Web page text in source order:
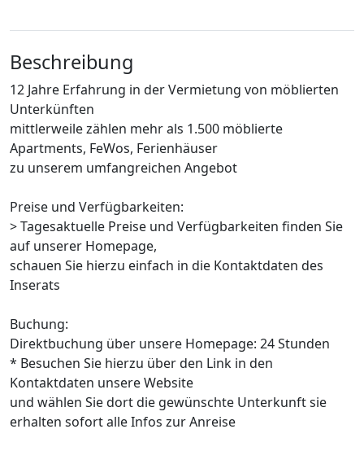
Beschreibung
12 Jahre Erfahrung in der Vermietung von möblierten
Unterkünften
mittlerweile zählen mehr als 1.500 möblierte
Apartments, FeWos, Ferienhäuser
zu unserem umfangreichen Angebot
Preise und Verfügbarkeiten:
> Tagesaktuelle Preise und Verfügbarkeiten finden Sie
auf unserer Homepage,
schauen Sie hierzu einfach in die Kontaktdaten des
Inserats
Buchung:
Direktbuchung über unsere Homepage: 24 Stunden
* Besuchen Sie hierzu über den Link in den
Kontaktdaten unsere Website
und wählen Sie dort die gewünschte Unterkunft sie
erhalten sofort alle Infos zur Anreise